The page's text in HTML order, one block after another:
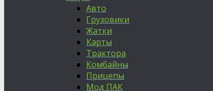
Авто
Грузовики
Жатки
Карты
Трактора
Комбайны
Прицепы
Мод ПАК